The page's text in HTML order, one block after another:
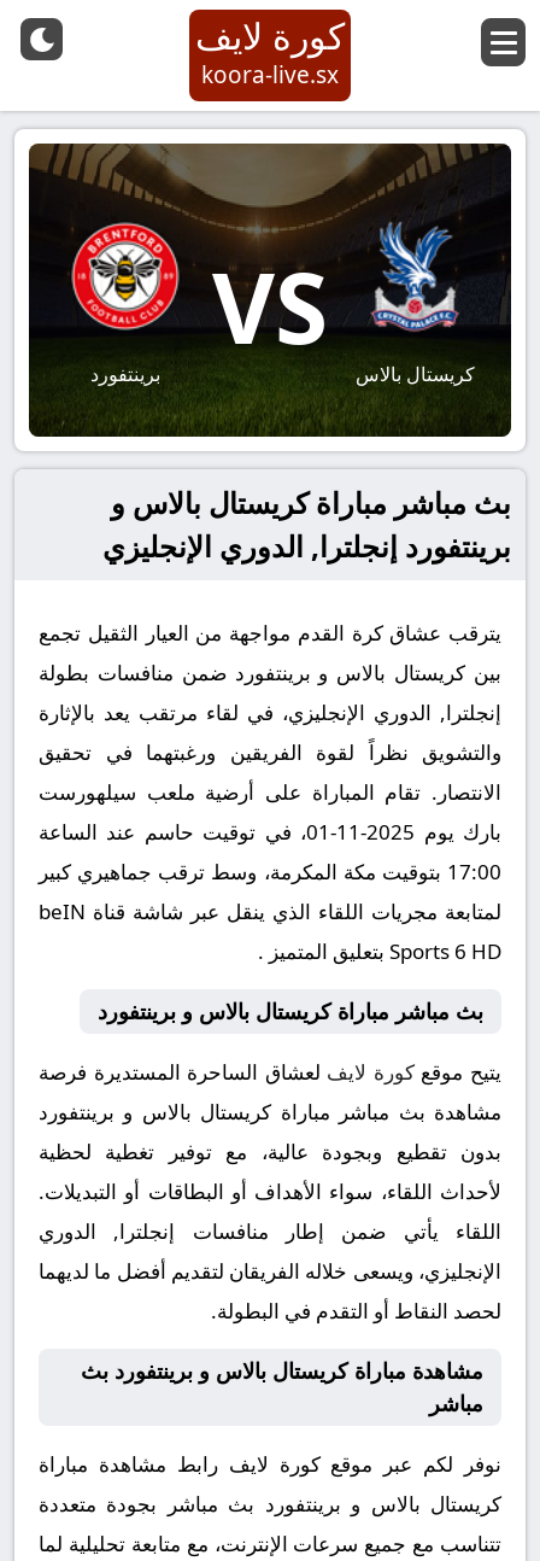
كورة لايف
koora-live.sx
كريستال بالاس
VS
برينتفورد
بث مباشر مباراة كريستال بالاس و
برينتفورد إنجلترا, الدوري الإنجليزي
يترقب عشاق كرة القدم مواجهة من العيار الثقيل تجمع
بين كريستال بالاس و برينتفورد ضمن منافسات بطولة
إنجلترا, الدوري الإنجليزي، في لقاء مرتقب يعد بالإثارة
والتشويق نظراً لقوة الفريقين ورغبتهما في تحقيق
الانتصار. تقام المباراة على أرضية ملعب سيلهورست
بارك يوم 2025-11-01، في توقيت حاسم عند الساعة
17:00 بتوقيت مكة المكرمة، وسط ترقب جماهيري كبير
لمتابعة مجريات اللقاء الذي ينقل عبر شاشة قناة beIN
Sports 6 HD بتعليق المتميز .
بث مباشر مباراة كريستال بالاس و برينتفورد
يتيح موقعكورة لايف لعشاق الساحرة المستديرة فرصة
مشاهدة بث مباشر مباراة كريستال بالاس و برينتفورد
بدون تقطيع وبجودة عالية، مع توفير تغطية لحظية
لأحداث اللقاء، سواء الأهداف أو البطاقات أو التبديلات.
اللقاء يأتي ضمن إطار منافسات إنجلترا, الدوري
الإنجليزي، ويسعى خلاله الفريقان لتقديم أفضل ما لديهما
لحصد النقاط أو التقدم في البطولة.
مشاهدة مباراة كريستال بالاس و برينتفورد بث
مباشر
نوفر لكم عبر موقع كورة لايف رابط مشاهدة مباراة
كريستال بالاس و برينتفورد بث مباشر بجودة متعددة
تتناسب مع جميع سرعات الإنترنت، مع متابعة تحليلية لما